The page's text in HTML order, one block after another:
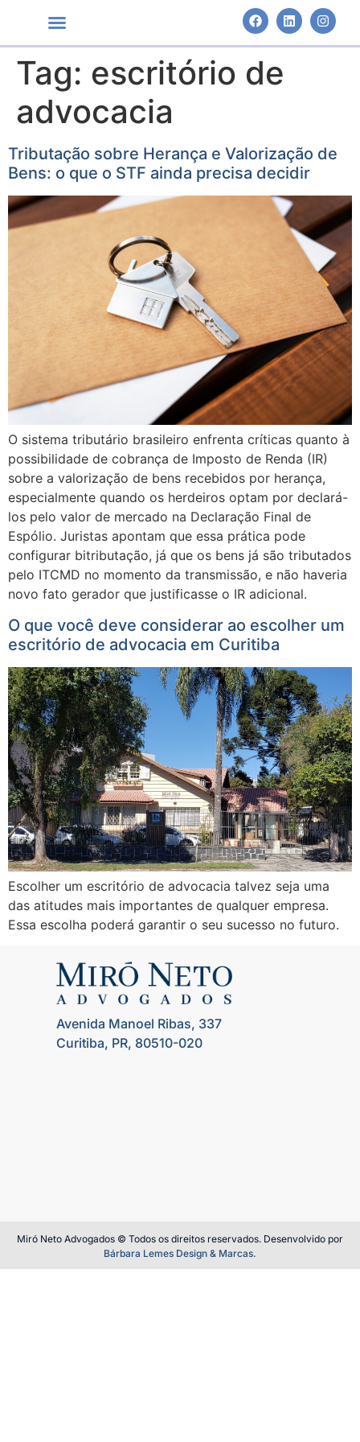
Tag: escritório de
advocacia
Tributação sobre Herança e Valorização de
Bens: o que o STF ainda precisa decidir
O sistema tributário brasileiro enfrenta críticas quanto à
possibilidade de cobrança de Imposto de Renda (IR)
sobre a valorização de bens recebidos por herança,
especialmente quando os herdeiros optam por declará-
los pelo valor de mercado na Declaração Final de
Espólio. Juristas apontam que essa prática pode
configurar bitributação, já que os bens já são tributados
pelo ITCMD no momento da transmissão, e não haveria
novo fato gerador que justificasse o IR adicional.
O que você deve considerar ao escolher um
escritório de advocacia em Curitiba
Escolher um escritório de advocacia talvez seja uma
das atitudes mais importantes de qualquer empresa.
Essa escolha poderá garantir o seu sucesso no futuro.
Avenida Manoel Ribas, 337
Curitiba, PR, 80510-020
Miró Neto Advogados © Todos os direitos reservados. Desenvolvido por
Bárbara Lemes Design & Marcas.